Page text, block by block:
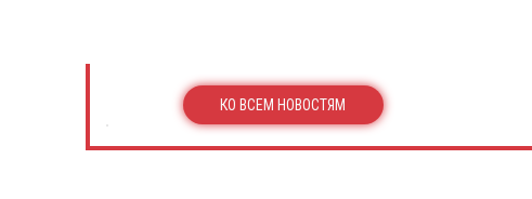
КО ВСЕМ НОВОСТЯМ